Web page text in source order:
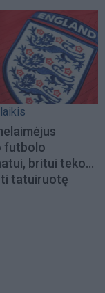
futbolo
britui teko...
tatuiruotę